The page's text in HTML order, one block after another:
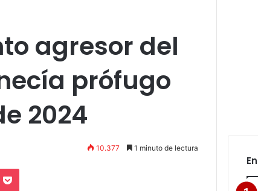
agresor del
prófugo
2024
10.377 1 minuto de lectura
Pocket